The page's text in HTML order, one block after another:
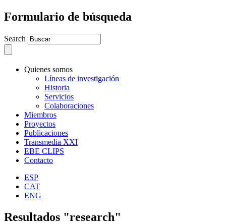
Formulario de búsqueda
Search
Quienes somos
Líneas de investigación
Historia
Servicios
Colaboraciones
Miembros
Proyectos
Publicaciones
Transmedia XXI
EBE CLIPS
Contacto
ESP
CAT
ENG
Resultados "research"